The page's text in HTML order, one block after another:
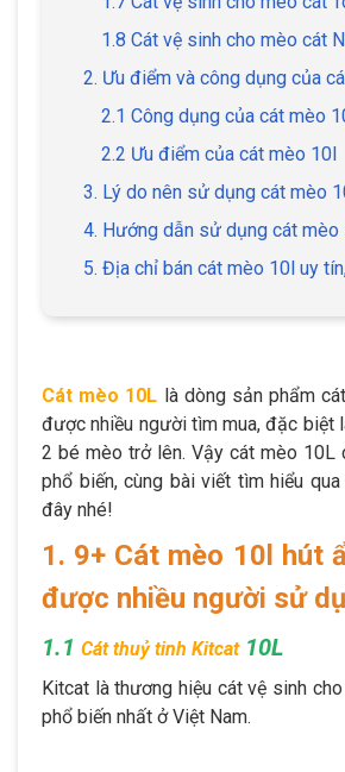
1.8 Cát vệ sinh cho mèo cát
2. Ưu điểm và công dụng của
2.1 Công dụng của cát mèo
2.2 Ưu điểm của cát mèo 10l
3. Lý do nên sử dụng cát mèo
4. Hướng dẫn sử dụng cát mèo
5. Địa chỉ bán cát mèo 10l uy
Cát mèo 10L là dòng sản phẩm
được nhiều người tìm mua, đặc biệt
2 bé mèo trở lên. Vậy cát mèo 10L
phổ biến, cùng bài viết tìm hiểu
đây nhé!
1. 9+ Cát mèo 10l hút
được nhiều người sử
1.1 Cát thuỷ tinh Kitcat10L
Kitcat là thương hiệu cát vệ sinh
phổ biến nhất ở Việt Nam.